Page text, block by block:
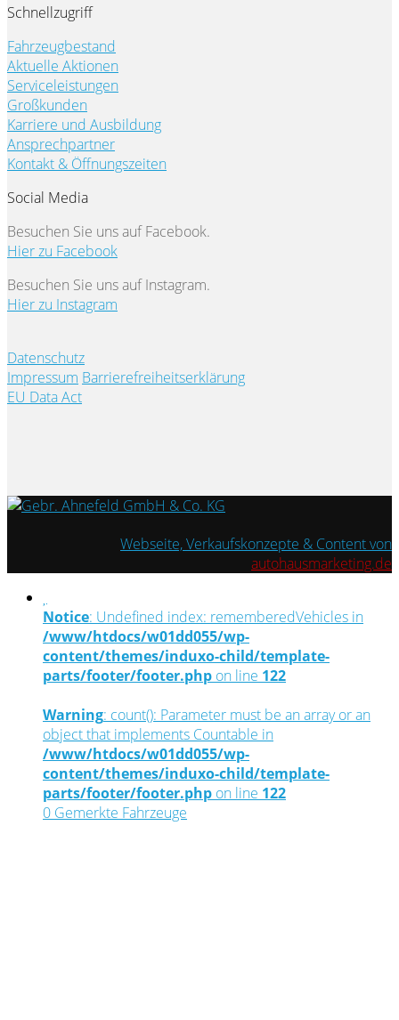
Schnellzugriff
Fahrzeugbestand
Aktuelle Aktionen
Serviceleistungen
Großkunden
Karriere und Ausbildung
Ansprechpartner
Kontakt & Öffnungszeiten
Social Media
Besuchen Sie uns auf Facebook.
Hier zu Facebook
Besuchen Sie uns auf Instagram.
Hier zu Instagram
Datenschutz
Impressum Barrierefreiheitserklärung
EU Data Act
Webseite, Verkaufskonzepte & Content von
autohausmarketing.de
Notice: Undefined index: rememberedVehicles in
/www/htdocs/w01dd055/wp-
content/themes/induxo-child/template-
parts/footer/footer.php on line 122
Warning: count(): Parameter must be an array or an
object that implements Countable in
/www/htdocs/w01dd055/wp-
content/themes/induxo-child/template-
parts/footer/footer.php on line 122
0 Gemerkte Fahrzeuge